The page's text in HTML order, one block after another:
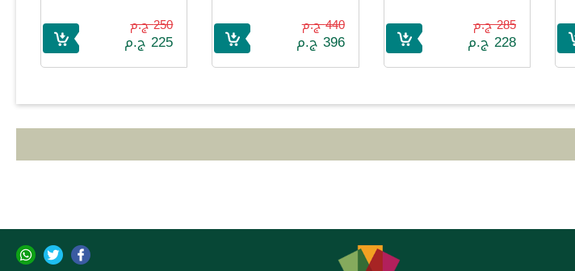
285 ج.م
228 ج.م
440 ج.م
396 ج.م
250 ج.م
225 ج.م